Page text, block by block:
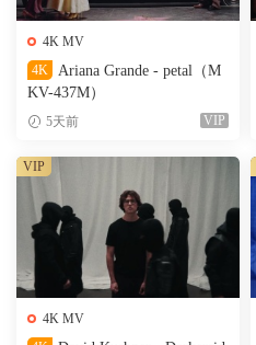
4K MV
4K
Ariana Grande - petal（M
KV-437M）
5天前 VIP
4K MV
VIP